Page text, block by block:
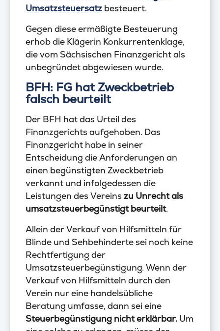
Umsatzsteuersatz besteuert.
Gegen diese ermäßigte Besteuerung
erhob die Klägerin Konkurrentenklage,
die vom Sächsischen Finanzgericht als
unbegründet abgewiesen wurde.
BFH: FG hat Zweckbetrieb
falsch beurteilt
Der BFH hat das Urteil des
Finanzgerichts aufgehoben. Das
Finanzgericht habe in seiner
Entscheidung die Anforderungen an
einen begünstigten Zweckbetrieb
verkannt und infolgedessen die
Leistungen des Vereinszu Unrecht als
umsatzsteuerbegünstigt beurteilt.
Allein der Verkauf von Hilfsmitteln für
Blinde und Sehbehinderte sei noch keine
Rechtfertigung der
Umsatzsteuerbegünstigung. Wenn der
Verkauf von Hilfsmitteln durch den
Verein nur eine handelsübliche
Beratung umfasse, dann sei eine
Steuerbegünstigung nicht erklärbar. Um